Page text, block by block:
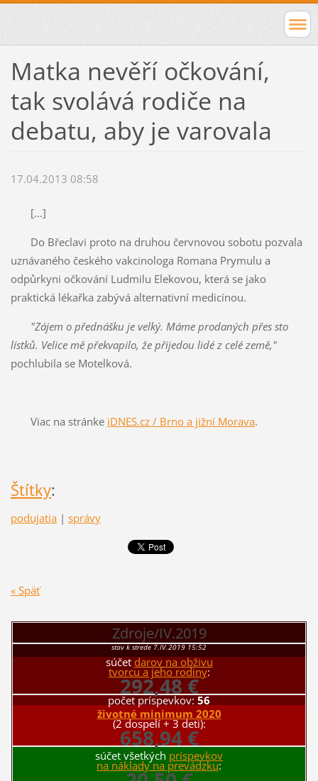
Matka nevěří očkování,
tak svolává rodiče na
debatu, aby je varovala
17.04.2013 08:58
[...]
Do Břeclavi proto na druhou červnovou sobotu pozvala
uznávaného českého vakcinologa Romana Prymulu a
odpůrkyni očkování Ludmilu Elekovou, která se jako
praktická lékařka zabývá alternativní medicínou.
"Zájem o přednášku je velký. Máme prodaných přes sto
lístků. Velice mě překvapilo, že přijedou lidé z celé země,"
pochlubila se Motelková.
Viac na stránke iDNES.cz / Brno a jižní Morava.
Štítky:
podujatia | správy
« Späť
Zdroje/IV.2019
stav k strede 7.IV.2019 15:52
súčet darov na obživu
tvorcu a jeho rodiny:
292,48 €
počet príspevkov: 56
životné minimum 2020
(2 dospelí + 3 deti):
658,94 €
súčet všetkých príspevkov
na náklady na prevádzku: